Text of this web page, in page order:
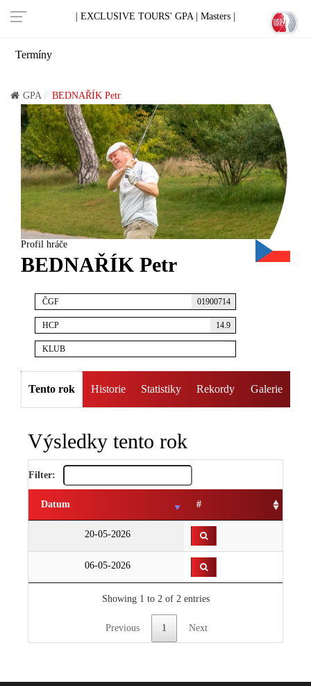
| EXCLUSIVE TOURS' GPA | Masters |
Termíny
GPA BEDNAŘÍK Petr
Profil hráče
BEDNAŘÍK Petr
ČGF 01900714
HCP 14.9
KLUB
Tento rok Historie Statistiky Rekordy Galerie
Výsledky tento rok
Filter:
Datum #
20-05-2026
06-05-2026
Showing 1 to 2 of 2 entries
Previous 1 Next